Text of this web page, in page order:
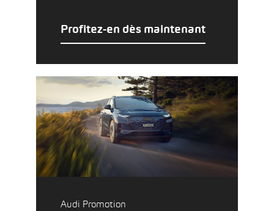
Profitez-en dès maintenant
Audi Promotion